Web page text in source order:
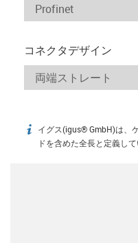
コネクタデザイン
igus-icon-info
イグス(igus® GmbH)は、
ドを含めた全長と定義して